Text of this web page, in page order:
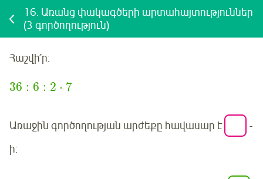
16. Առանց փակագծերի արտահայտություններ
(3 գործողություն)
Հաշվի՛ր:
36 : 6 : 2 ⋅ 7
Առաջին գործողության արժեքը հավասար է
-
ի: